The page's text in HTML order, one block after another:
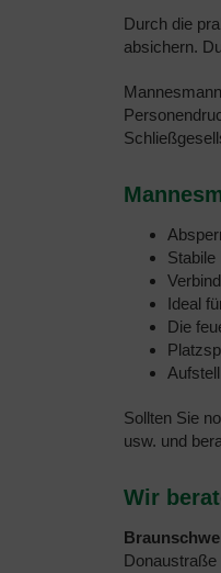
Durch die
absichern.
Stabile
Ideal
Die
Sollten Sie
usw. und
Wir
Donaustraße